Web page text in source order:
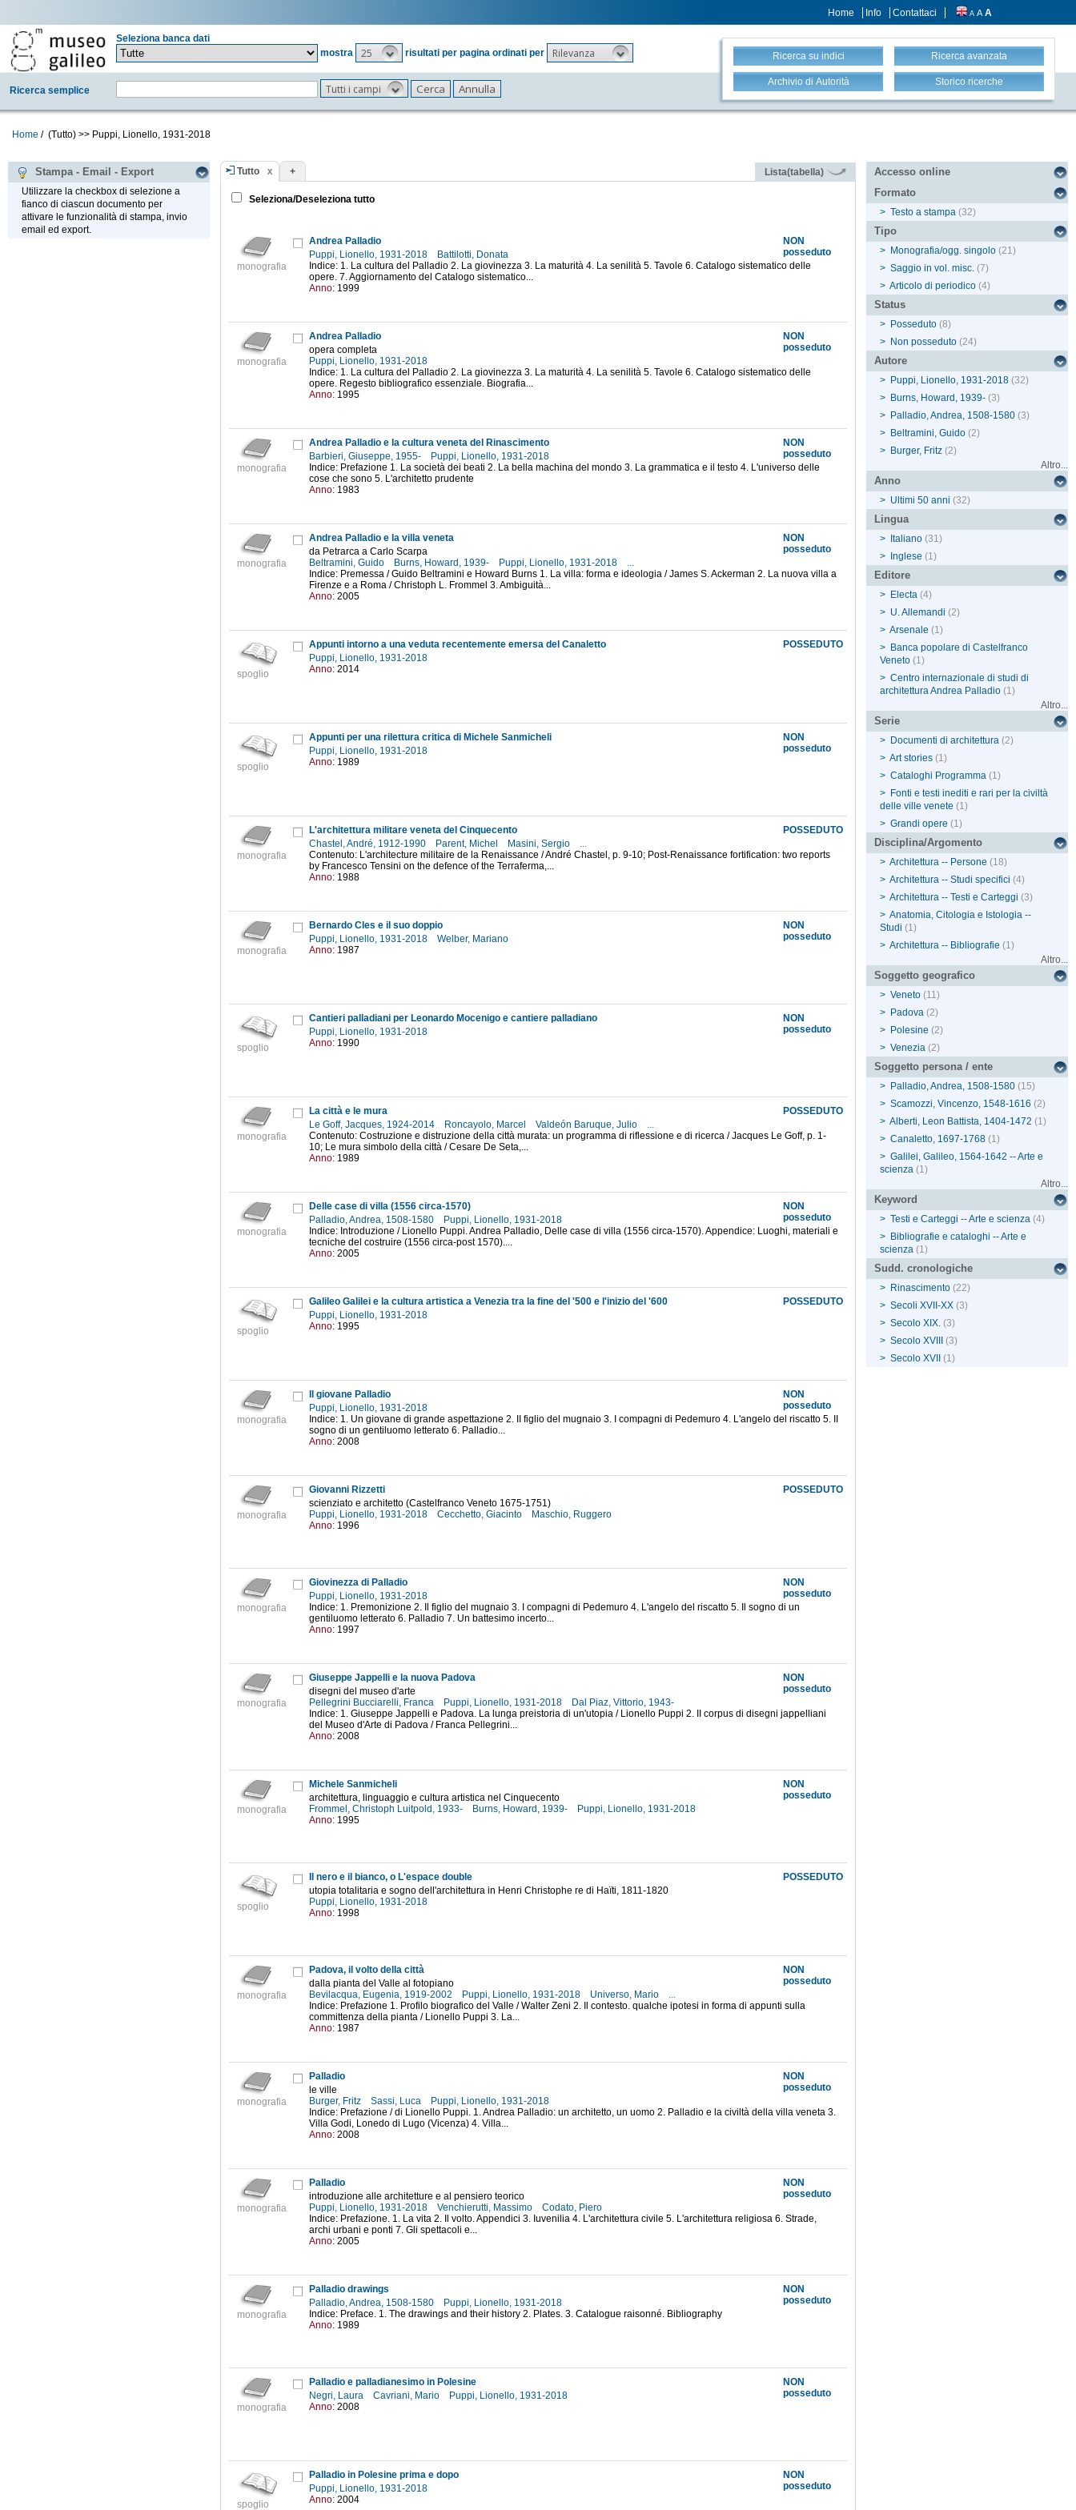
Home Info Contattaci A A A
Seleziona banca dati
mostra
25 risultati per pagina ordinati per Rilevanza
Ricerca semplice Tutti i campi
Ricerca su indici Ricerca avanzata
Archivio di Autorità Storico ricerche
Home / (Tutto) >> Puppi, Lionello, 1931-2018
Stampa - Email - Export
Utilizzare la checkbox di selezione a
fianco di ciascun documento per
attivare le funzionalità di stampa, invio
email ed export.
Tutto + Lista(tabella)
Seleziona/Deseleziona tutto
monografia
NON
posseduto
Andrea Palladio
Puppi, Lionello, 1931-2018
Battilotti, Donata
Indice: 1. La cultura del Palladio 2. La giovinezza 3. La maturità 4. La senilità 5. Tavole 6. Catalogo sistematico delle
opere. 7. Aggiornamento del Catalogo sistematico...
Anno: 1999
monografia
NON
posseduto
Andrea Palladio
opera completa
Puppi, Lionello, 1931-2018
Indice: 1. La cultura del Palladio 2. La giovinezza 3. La maturità 4. La senilità 5. Tavole 6. Catalogo sistematico delle
opere. Regesto bibliografico essenziale. Biografia...
Anno: 1995
monografia
NON
posseduto
Andrea Palladio e la cultura veneta del Rinascimento
Barbieri, Giuseppe, 1955-
Puppi, Lionello, 1931-2018
Indice: Prefazione 1. La società dei beati 2. La bella machina del mondo 3. La grammatica e il testo 4. L'universo delle
cose che sono 5. L'architetto prudente
Anno: 1983
monografia
NON
posseduto
Andrea Palladio e la villa veneta
da Petrarca a Carlo Scarpa
Beltramini, Guido
Burns, Howard, 1939- Puppi, Lionello, 1931-2018
...
Indice: Premessa / Guido Beltramini e Howard Burns 1. La villa: forma e ideologia / James S. Ackerman 2. La nuova villa a
Firenze e a Roma / Christoph L. Frommel 3. Ambiguità...
Anno: 2005
spoglio
POSSEDUTO
Appunti intorno a una veduta recentemente emersa del Canaletto
Puppi, Lionello, 1931-2018
Anno: 2014
spoglio
NON
posseduto
Appunti per una rilettura critica di Michele Sanmicheli
Puppi, Lionello, 1931-2018
Anno: 1989
monografia
POSSEDUTO
L'architettura militare veneta del Cinquecento
Chastel, André, 1912-1990
Parent, Michel Masini, Sergio
...
Contenuto: L'architecture militaire de la Renaissance / André Chastel, p. 9-10; Post-Renaissance fortification: two reports
by Francesco Tensini on the defence of the Terraferma,...
Anno: 1988
monografia
NON
posseduto
Bernardo Cles e il suo doppio
Puppi, Lionello, 1931-2018
Welber, Mariano
Anno: 1987
spoglio
NON
posseduto
Cantieri palladiani per Leonardo Mocenigo e cantiere palladiano
Puppi, Lionello, 1931-2018
Anno: 1990
monografia
POSSEDUTO
La città e le mura
Le Goff, Jacques, 1924-2014
Roncayolo, Marcel Valdeón Baruque, Julio
...
Contenuto: Costruzione e distruzione della città murata: un programma di riflessione e di ricerca / Jacques Le Goff, p. 1-
10; Le mura simbolo della città / Cesare De Seta,...
Anno: 1989
monografia
NON
posseduto
Delle case di villa (1556 circa-1570)
Palladio, Andrea, 1508-1580
Puppi, Lionello, 1931-2018
Indice: Introduzione / Lionello Puppi. Andrea Palladio, Delle case di villa (1556 circa-1570). Appendice: Luoghi, materiali e
tecniche del costruire (1556 circa-post 1570)....
Anno: 2005
spoglio
POSSEDUTO
Galileo Galilei e la cultura artistica a Venezia tra la fine del '500 e l'inizio del '600
Puppi, Lionello, 1931-2018
Anno: 1995
monografia
NON
posseduto
Il giovane Palladio
Puppi, Lionello, 1931-2018
Indice: 1. Un giovane di grande aspettazione 2. II figlio del mugnaio 3. I compagni di Pedemuro 4. L'angelo del riscatto 5. II
sogno di un gentiluomo letterato 6. Palladio...
Anno: 2008
monografia
POSSEDUTO
Giovanni Rizzetti
scienziato e architetto (Castelfranco Veneto 1675-1751)
Puppi, Lionello, 1931-2018
Cecchetto, Giacinto
Maschio, Ruggero
Anno: 1996
monografia
NON
posseduto
Giovinezza di Palladio
Puppi, Lionello, 1931-2018
Indice: 1. Premonizione 2. Il figlio del mugnaio 3. I compagni di Pedemuro 4. L'angelo del riscatto 5. Il sogno di un
gentiluomo letterato 6. Palladio 7. Un battesimo incerto...
Anno: 1997
monografia
NON
posseduto
Giuseppe Jappelli e la nuova Padova
disegni del museo d'arte
Pellegrini Bucciarelli, Franca
Puppi, Lionello, 1931-2018
Dal Piaz, Vittorio, 1943-
Indice: 1. Giuseppe Jappelli e Padova. La lunga preistoria di un'utopia / Lionello Puppi 2. II corpus di disegni jappelliani
del Museo d'Arte di Padova / Franca Pellegrini...
Anno: 2008
monografia
NON
posseduto
Michele Sanmicheli
architettura, linguaggio e cultura artistica nel Cinquecento
Frommel, Christoph Luitpold, 1933-
Burns, Howard, 1939-
Puppi, Lionello, 1931-2018
Anno: 1995
spoglio
POSSEDUTO
Il nero e il bianco, o L'espace double
utopia totalitaria e sogno dell'architettura in Henri Christophe re di Haïti, 1811-1820
Puppi, Lionello, 1931-2018
Anno: 1998
monografia
NON
posseduto
Padova, il volto della città
dalla pianta del Valle al fotopiano
Bevilacqua, Eugenia, 1919-2002
Puppi, Lionello, 1931-2018 Universo, Mario
...
Indice: Prefazione 1. Profilo biografico del Valle / Walter Zeni 2. Il contesto. qualche ipotesi in forma di appunti sulla
committenza della pianta / Lionello Puppi 3. La...
Anno: 1987
monografia
NON
posseduto
Palladio
le ville
Burger, Fritz
Sassi, Luca
Puppi, Lionello, 1931-2018
Indice: Prefazione / di Lionello Puppi. 1. Andrea Palladio: un architetto, un uomo 2. Palladio e la civiltà della villa veneta 3.
Villa Godi, Lonedo di Lugo (Vicenza) 4. Villa...
Anno: 2008
monografia
NON
posseduto
Palladio
introduzione alle architetture e al pensiero teorico
Puppi, Lionello, 1931-2018
Venchierutti, Massimo
Codato, Piero
Indice: Prefazione. 1. La vita 2. Il volto. Appendici 3. Iuvenilia 4. L'architettura civile 5. L'architettura religiosa 6. Strade,
archi urbani e ponti 7. Gli spettacoli e...
Anno: 2005
monografia
NON
posseduto
Palladio drawings
Palladio, Andrea, 1508-1580
Puppi, Lionello, 1931-2018
Indice: Preface. 1. The drawings and their history 2. Plates. 3. Catalogue raisonné. Bibliography
Anno: 1989
monografia
NON
posseduto
Palladio e palladianesimo in Polesine
Negri, Laura
Cavriani, Mario
Puppi, Lionello, 1931-2018
Anno: 2008
spoglio
NON
posseduto
Palladio in Polesine prima e dopo
Puppi, Lionello, 1931-2018
Anno: 2004
Accesso online
Formato
> Testo a stampa (32)
Tipo
> Monografia/ogg. singolo (21)
> Saggio in vol. misc. (7)
> Articolo di periodico (4)
Status
> Posseduto (8)
> Non posseduto (24)
Autore
> Puppi, Lionello, 1931-2018 (32)
> Burns, Howard, 1939- (3)
> Palladio, Andrea, 1508-1580 (3)
> Beltramini, Guido (2)
> Burger, Fritz (2)
Altro...
Anno
> Ultimi 50 anni (32)
Lingua
> Italiano (31)
>
Inglese (1)
Editore
> Electa (4)
> U. Allemandi (2)
> Arsenale (1)
> Banca popolare di Castelfranco
Veneto (1)
> Centro internazionale di studi di
architettura Andrea Palladio (1)
Altro...
Serie
> Documenti di architettura (2)
> Art stories (1)
> Cataloghi Programma (1)
> Fonti e testi inediti e rari per la civiltà
delle ville venete (1)
> Grandi opere (1)
Disciplina/Argomento
> Architettura -- Persone (18)
> Architettura -- Studi specifici (4)
> Architettura -- Testi e Carteggi (3)
> Anatomia, Citologia e Istologia --
Studi (1)
> Architettura -- Bibliografie (1)
Altro...
Soggetto geografico
> Veneto (11)
> Padova (2)
> Polesine (2)
> Venezia (2)
Soggetto persona / ente
> Palladio, Andrea, 1508-1580 (15)
> Scamozzi, Vincenzo, 1548-1616 (2)
> Alberti, Leon Battista, 1404-1472 (1)
> Canaletto, 1697-1768 (1)
> Galilei, Galileo, 1564-1642 -- Arte e
scienza (1)
Altro...
Keyword
> Testi e Carteggi -- Arte e scienza (4)
> Bibliografie e cataloghi -- Arte e
scienza (1)
Sudd. cronologiche
> Rinascimento (22)
> Secoli XVII-XX (3)
> Secolo XIX. (3)
> Secolo XVIII
(3)
> Secolo XVII (1)